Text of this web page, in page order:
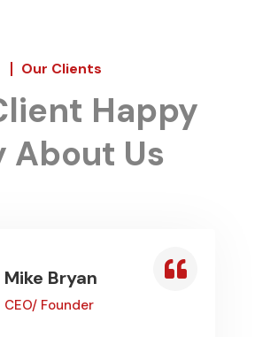
Our Clients
Happy
About Us
Mike Bryan
CEO/ Founder
